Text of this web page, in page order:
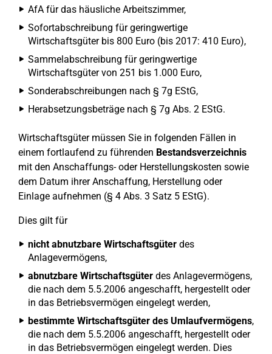
AfA für das häusliche Arbeitszimmer,
Sofortabschreibung für geringwertige
Wirtschaftsgüter bis 800 Euro (bis 2017: 410 Euro),
Sammelabschreibung für geringwertige
Wirtschaftsgüter von 251 bis 1.000 Euro,
Sonderabschreibungen nach § 7g EStG,
Herabsetzungsbeträge nach § 7g Abs. 2 EStG.
Wirtschaftsgüter müssen Sie in folgenden Fällen in
einem fortlaufend zu führenden Bestandsverzeichnis
mit den Anschaffungs- oder Herstellungskosten sowie
dem Datum ihrer Anschaffung, Herstellung oder
Einlage aufnehmen (§ 4 Abs. 3 Satz 5 EStG).
Dies gilt für
nicht abnutzbare Wirtschaftsgüter des
Anlagevermögens,
abnutzbare Wirtschaftsgüter des Anlagevermögens,
die nach dem 5.5.2006 angeschafft, hergestellt oder
in das Betriebsvermögen eingelegt werden,
bestimmte Wirtschaftsgüter des Umlaufvermögens,
die nach dem 5.5.2006 angeschafft, hergestellt oder
in das Betriebsvermögen eingelegt werden. Dies